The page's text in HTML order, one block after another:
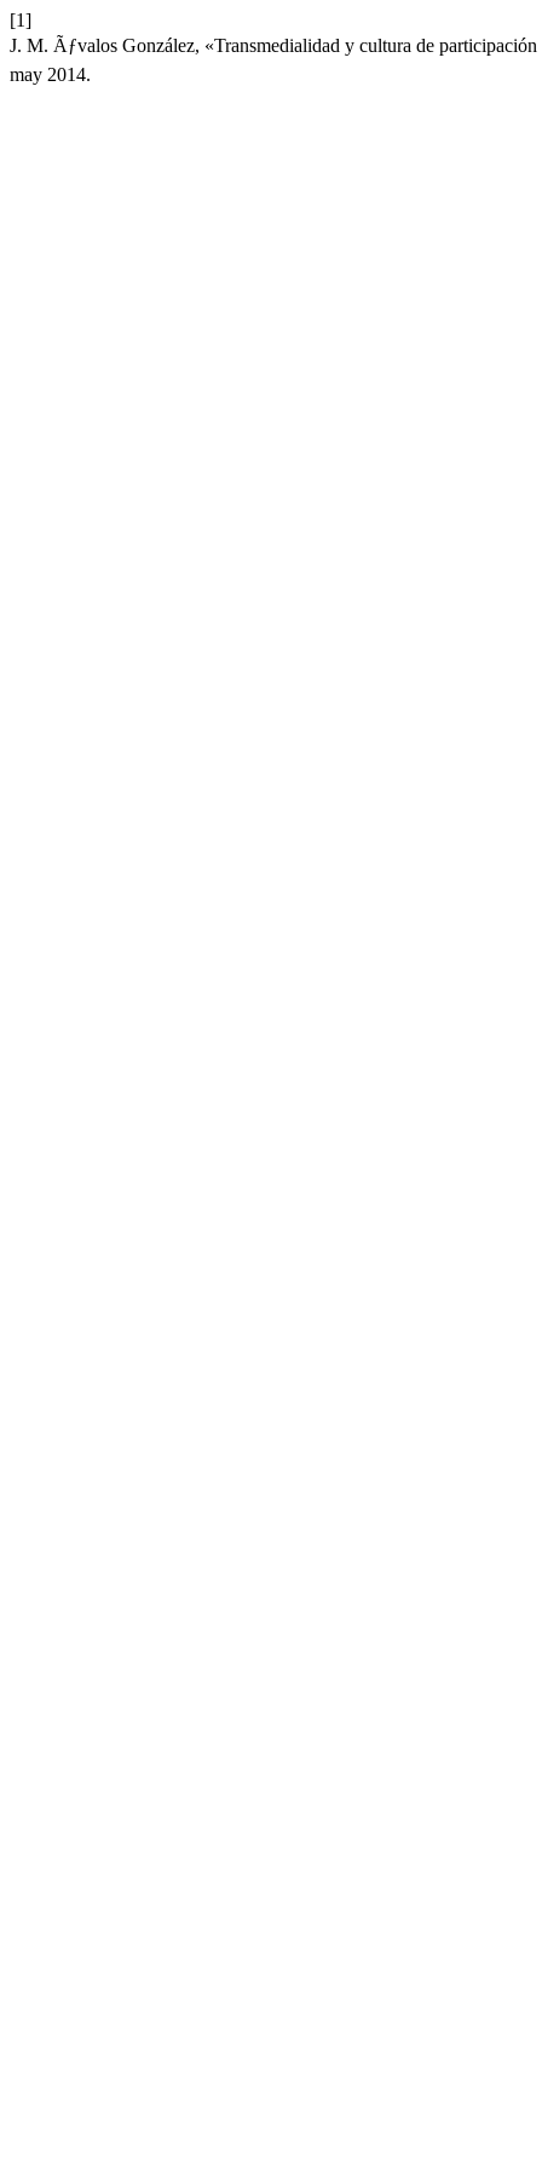
[1]
J. M. Ãƒvalos González, «Transmedialidad y cultura de
may 2014.